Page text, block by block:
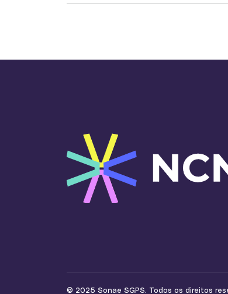
© 2025 Sonae SGPS. Todos os direitos